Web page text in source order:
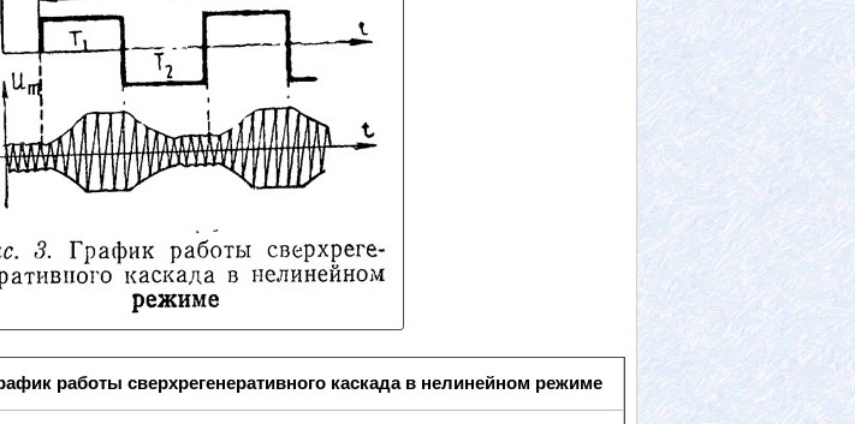
работы сверхрегенеративного каскада в нелинейном режиме